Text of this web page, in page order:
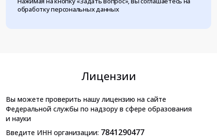
обработку персональных данных
Лицензии
Вы можете проверить нашу лицензию на сайте
Федеральной службы по надзору в сфере образования
и науки
Введите ИНН организации: 7841290477